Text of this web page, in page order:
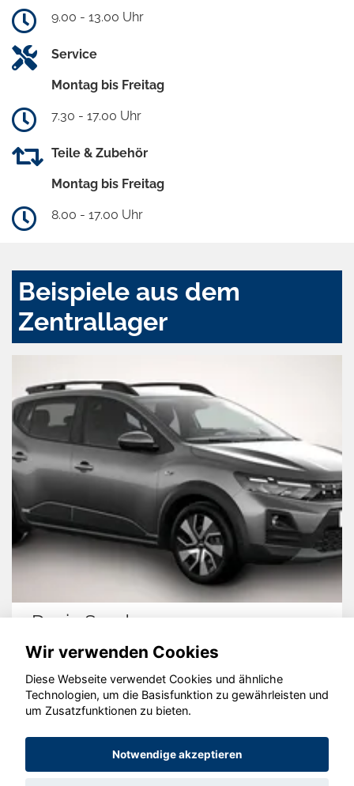
9.00 - 13.00 Uhr
Service
Montag bis Freitag
7.30 - 17.00 Uhr
Teile & Zubehör
Montag bis Freitag
8.00 - 17.00 Uhr
Beispiele aus dem
Zentrallager
Dacia Sandero
© konjunkturmotor.de GmbH 2020 - 2026
Wir verwenden Cookies
Diese Webseite verwendet Cookies und ähnliche
Technologien, um die Basisfunktion zu gewährleisten und
um Zusatzfunktionen zu bieten.
Notwendige akzeptieren